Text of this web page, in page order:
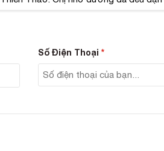
dụng serum giảm lão hóa Amax:
Số Điện Thoại *